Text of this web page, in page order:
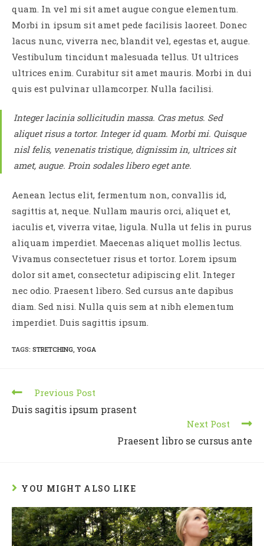
quam. In vel mi sit amet augue congue elementum.
Morbi in ipsum sit amet pede facilisis laoreet. Donec
lacus nunc, viverra nec, blandit vel, egestas et, augue.
Vestibulum tincidunt malesuada tellus. Ut ultrices
ultrices enim. Curabitur sit amet mauris. Morbi in dui
quis est pulvinar ullamcorper. Nulla facilisi.
Integer lacinia sollicitudin massa. Cras metus. Sed
aliquet risus a tortor. Integer id quam. Morbi mi. Quisque
nisl felis, venenatis tristique, dignissim in, ultrices sit
amet, augue. Proin sodales libero eget ante.
Aenean lectus elit, fermentum non, convallis id,
sagittis at, neque. Nullam mauris orci, aliquet et,
iaculis et, viverra vitae, ligula. Nulla ut felis in purus
aliquam imperdiet. Maecenas aliquet mollis lectus.
Vivamus consectetuer risus et tortor. Lorem ipsum
dolor sit amet, consectetur adipiscing elit. Integer
nec odio. Praesent libero. Sed cursus ante dapibus
diam. Sed nisi. Nulla quis sem at nibh elementum
imperdiet. Duis sagittis ipsum.
TAGS: STRETCHING, YOGA
Previous Post
Duis sagitis ipsum prasent
Next Post
Praesent libro se cursus ante
YOU MIGHT ALSO LIKE